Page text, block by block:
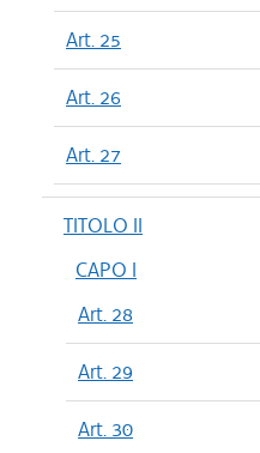
Art. 25
Art. 26
Art. 27
TITOLO II
CAPO I
Art. 28
Art. 29
Art. 30